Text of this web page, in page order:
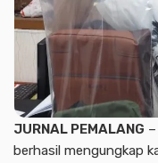
JURNAL PEMALANG
berhasil mengungkap